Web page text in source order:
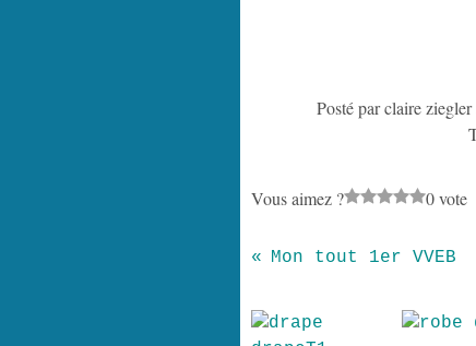
Posté par claire
Vous aimez ? 0 vote
Mon tout 1er VVEB